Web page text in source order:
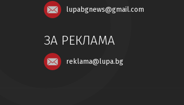
още десетина дни
Измамницисе представят за
от Родопите
lupabgnews@gmail.com
ЗА РЕКЛАМА
reklama@lupa.bg